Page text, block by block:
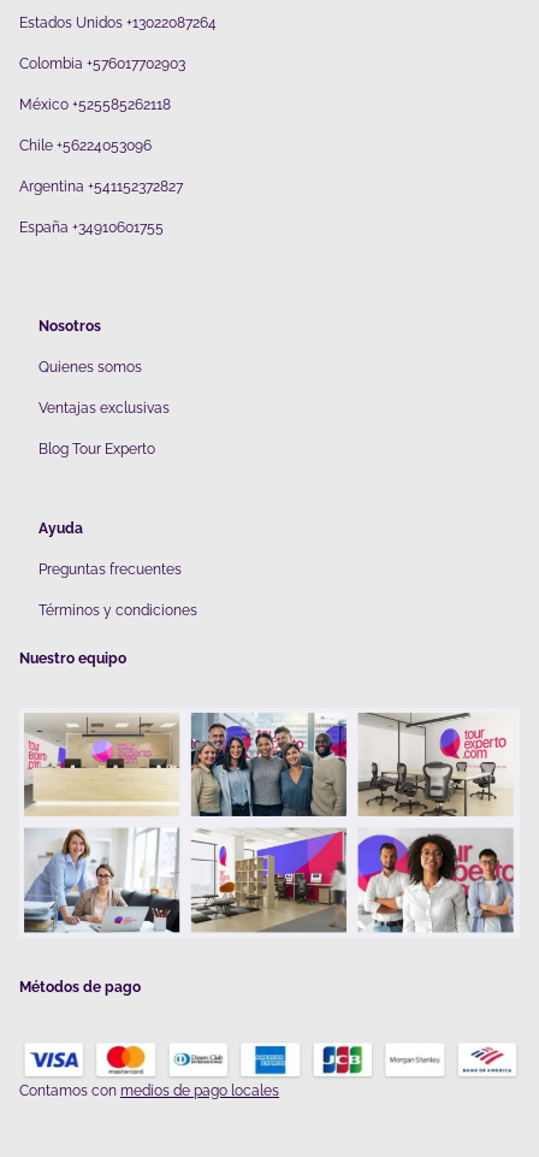
Estados Unidos +13022087264
Colombia +576017702903
México +525585262118
Chile +56224053096
Argentina +541152372827
España +34910601755
Nosotros
Quienes somos
Ventajas exclusivas
Blog Tour Experto
Ayuda
Preguntas frecuentes
Términos y condiciones
Nuestro equipo
Métodos de pago
Contamos con medios de pago locales